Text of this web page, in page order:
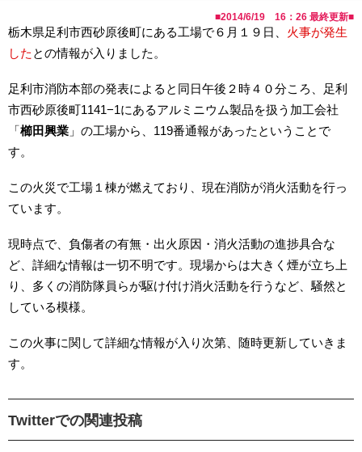
■2014/6/19 16：26 最終更新■
栃木県足利市西砂原後町にある工場で６月１９日、 火事が発生
した との情報が入りました。
足利市消防本部の発表によると同日午後２時４０分ころ、足利
市西砂原後町1141−1にあるアルミニウム製品を扱う加工会社
「櫛田興業 」の工場から、119番通報があったということで
す。
この火災で工場１棟が燃えており、現在消防が消火活動を行っ
ています。
現時点で、負傷者の有無・出火原因・消火活動の進捗具合な
ど、詳細な情報は一切不明です。現場からは大きく煙が立ち上
り、多くの消防隊員らが駆け付け消火活動を行うなど、騒然と
している模様。
この火事に関して詳細な情報が入り次第、随時更新していきま
す。
Twitterでの関連投稿